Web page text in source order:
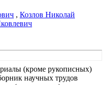
, Козлов Николай
(кроме рукописных)
научных трудов